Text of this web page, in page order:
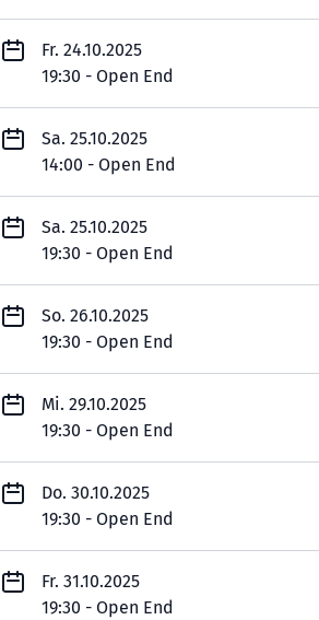
Fr. 24.10.2025
19:30 - Open End
Sa. 25.10.2025
14:00 - Open End
Sa. 25.10.2025
19:30 - Open End
So. 26.10.2025
19:30 - Open End
Mi. 29.10.2025
19:30 - Open End
Do. 30.10.2025
19:30 - Open End
Fr. 31.10.2025
19:30 - Open End